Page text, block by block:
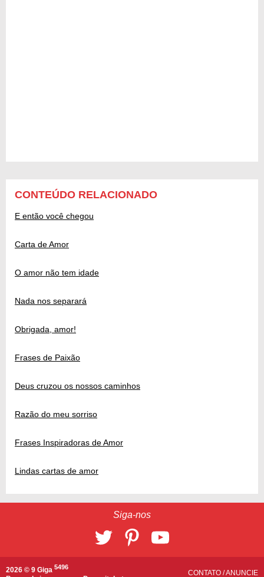
CONTEÚDO RELACIONADO
E então você chegou
Carta de Amor
O amor não tem idade
Nada nos separará
Obrigada, amor!
Frases de Paixão
Deus cruzou os nossos caminhos
Razão do meu sorriso
Frases Inspiradoras de Amor
Lindas cartas de amor
Siga-nos
2026 © 9 Giga 5496
CONTATO /ANUNCIE